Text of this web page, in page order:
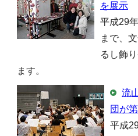
を展示
平成29
まで、
るし飾
ます。
流
団が
平成